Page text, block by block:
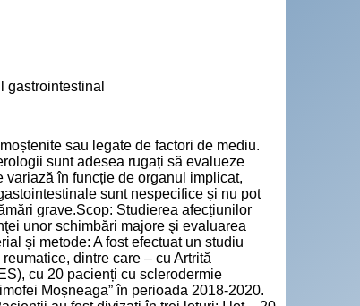
gastrointestinal
sau legate de factori de mediu.
sunt adesea rugați să evalueze
în funcție de organul implicat,
sunt nespecifice și nu pot
grave.Scop: Studierea afecțiunilor
unor schimbări majore şi evaluarea
și metode: A fost efectuat un studiu
dintre care – cu Artrită
cu 20 pacienți cu sclerodermie
Moșneaga” în perioada 2018-2020.